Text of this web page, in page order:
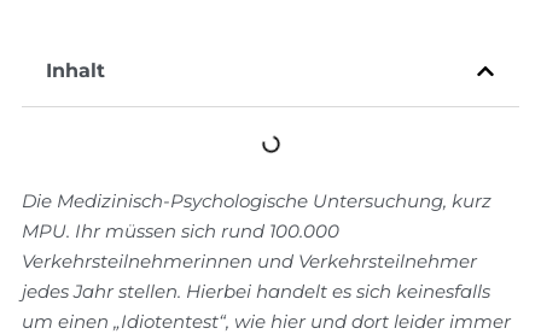
Inhalt
Die Medizinisch-Psychologische Untersuchung, kurz
MPU. Ihr müssen sich rund 100.000
Verkehrsteilnehmerinnen und Verkehrsteilnehmer
jedes Jahr stellen. Hierbei handelt es sich keinesfalls
um einen „Idiotentest“, wie hier und dort leider immer